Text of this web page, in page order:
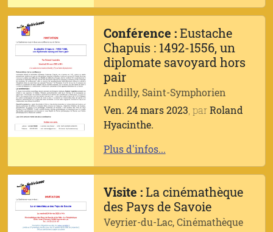
Conférence :Eustache
Chapuis : 1492-1556, un
diplomate savoyard hors
pair
Andilly, Saint-Symphorien
Ven. 24 mars 2023 , parRoland
Hyacinthe.
Plus d'infos...
Visite :La cinémathèque
des Pays de Savoie
Veyrier-du-Lac, Cinémathèque